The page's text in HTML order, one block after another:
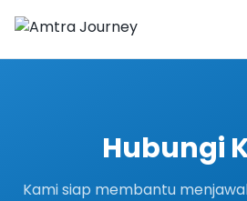
Hubungi
Kami siap membantu